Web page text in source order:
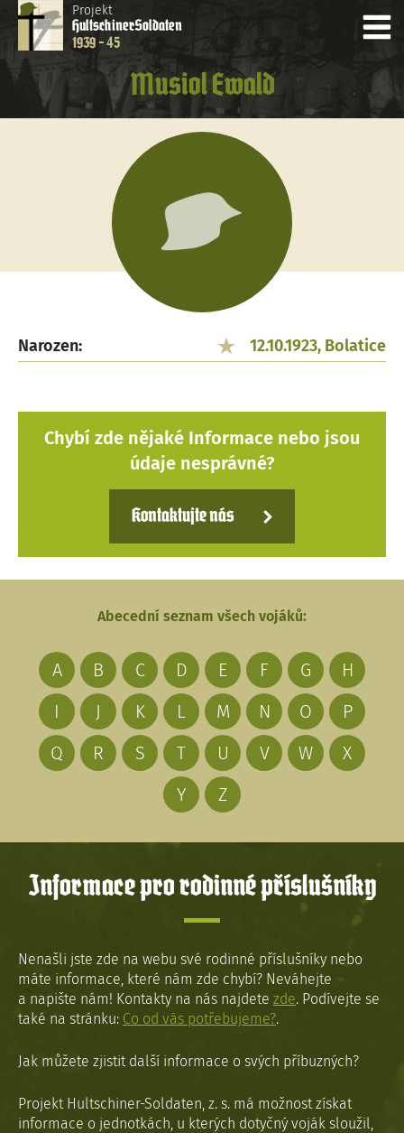
Projekt
HultschinerSoldaten
1939 - 45
Musiol Ewald
Narozen: 12.10.1923, Bolatice
Chybí zde nějaké Informace nebo jsou
údaje nesprávné?
Kontaktujte nás
Abecední seznam všech vojáků:
A B C D E F G
H
I
J K L M N O
P
Q
R S T U V W
X
Y
Z
Informace pro rodinné příslušníky
Nenašli jste zde na webu své rodinné příslušníky nebo
máte informace, které nám zde chybí? Neváhejte
a napište nám! Kontakty na nás najdete zde. Podívejte se
také na stránku: Co od vás potřebujeme?.
Jak můžete zjistit další informace o svých příbuzných?
Projekt Hultschiner-Soldaten, z. s. má možnost získat
informace o jednotkách, u kterých dotyčný voják sloužil,